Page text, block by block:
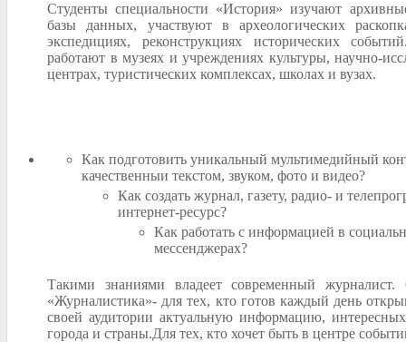
Студенты специальности «История» изучают
базы данных, участвуют в археологических
экспедициях, реконструкциях исторических
работают в музеях и учреждениях культуры, научно-
центрах, туристических комплексах, школах и вузах.
Как подготовить уникальный мультимедийный
качественныи текстом, звуком, фото и видео?
Как создать журнал, газету, радио- и
интернет-ресурс?
Как работать с информацией в
мессенджерах?
Такими знаниями владеет современный журналист.
«Журналистика»- для тех, кто готов каждый день
своей аудитории актуальную информацию,
города и страны.Для тех, кто хочет быть в центре